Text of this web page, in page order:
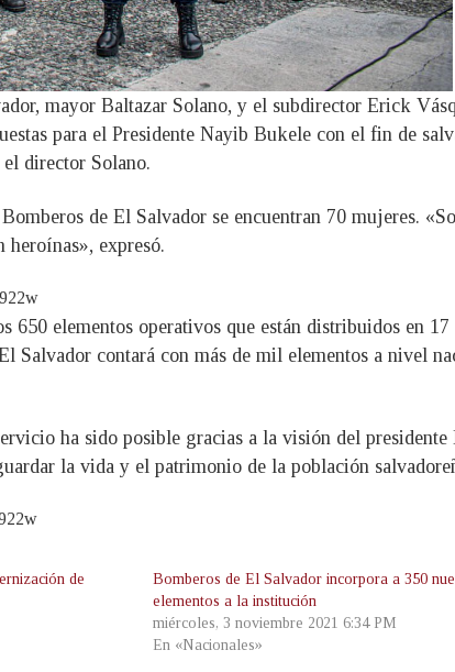
mayor Baltazar Solano, y el subdirector Erick
para el Presidente Nayib Bukele con el fin de
director Solano.
de El Salvador se encuentran 70 mujeres.
expresó.
elementos operativos que están distribuidos en 17
Salvador contará con más de mil elementos a nivel
ha sido posible gracias a la visión del presidente
la vida y el patrimonio de la población
de
Bomberos de El Salvador incorpora a 350
elementos a la institución
miércoles, 3 noviembre 2021 6:34 PM
En «Nacionales»